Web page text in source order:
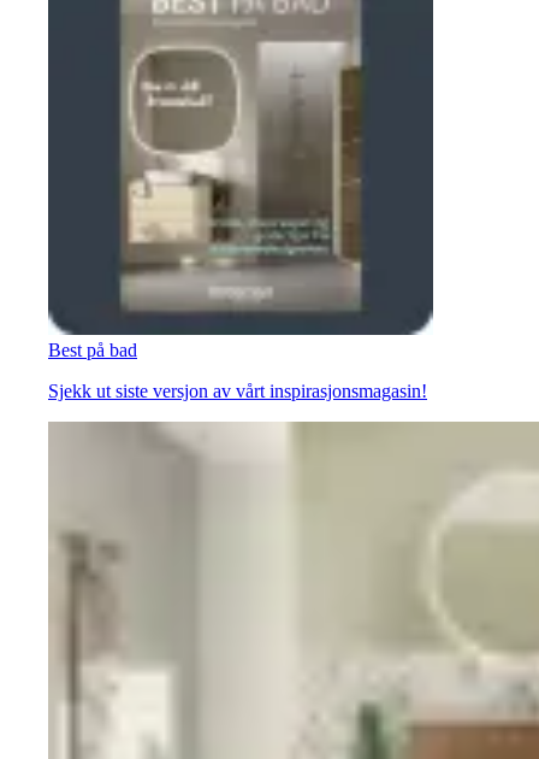
Best på bad
Sjekk ut siste versjon av vårt inspirasjonsmagasin!